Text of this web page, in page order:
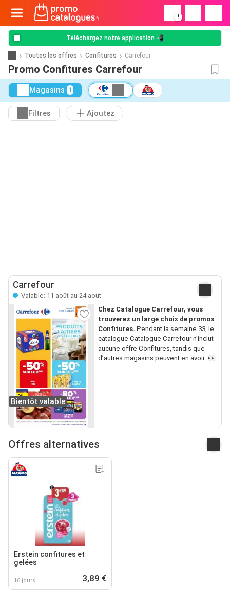
!
Téléchargez notre application 📲
Toutes les offres Confitures Carrefour
Promo Confitures Carrefour
Magasins 1
Filtres Ajoutez
Carrefour
Valable: 11 août au 24 août
Bientôt valable
Chez Catalogue Carrefour, vous
trouverez un large choix de promos
Confitures. Pendant la semaine 33, le
catalogue Catalogue Carrefour n’inclut
aucune offre Confitures, tandis que
d’autres magasins peuvent en avoir. 👀
Offres alternatives
Erstein confitures et
gelées
16 jours 3,89 €